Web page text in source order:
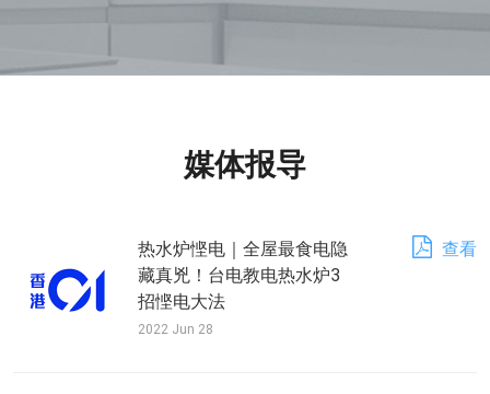
媒体报导
热水炉悭电｜全屋最食电隐
藏真兇！台电教电热水炉3
招悭电大法
2022 Jun 28
查看